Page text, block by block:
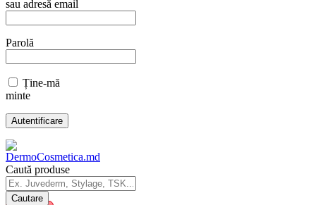
sau adresă email
Parolă
Ține-mă
minte
Caută produse